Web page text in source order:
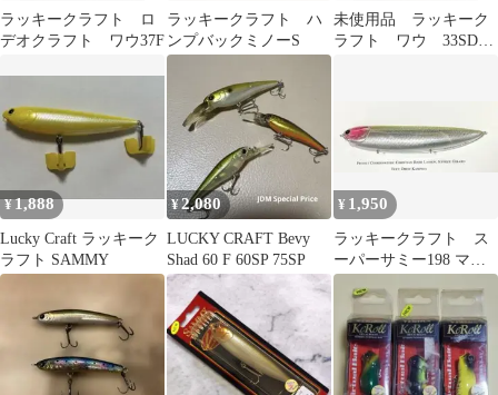
ラッキークラフト ロ
デオクラフト ワウ37F
ラッキークラフト ハ
ンプバックミノーS
未使用品 ラッキーク
ラフト ワウ 33SDS
¥1,888
Lucky Craft ラッキーク
ラフト SAMMY
¥2,080
LUCKY CRAFT Bevy
Shad 60 F 60SP 75SP
¥ 1,950
ラッキークラフト ス
ーパーサミー198 マッ
トギンピカピンククラ
ウン